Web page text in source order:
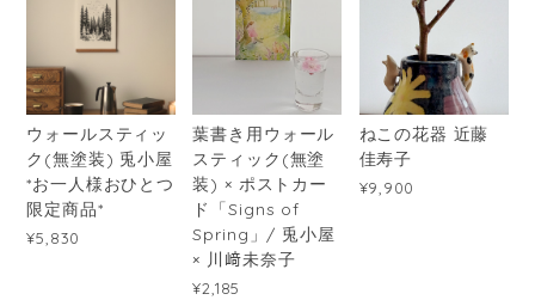
ウォールスティッ
ク(無塗装) 兎小屋
*お一人様おひとつ
限定商品*
¥5,830
葉書き用ウォール
スティック(無塗
装) × ポストカー
ド「Signs of
Spring」/ 兎小屋
× 川﨑未奈子
¥2,185
ねこの花器 近藤
佳寿子
¥9,900